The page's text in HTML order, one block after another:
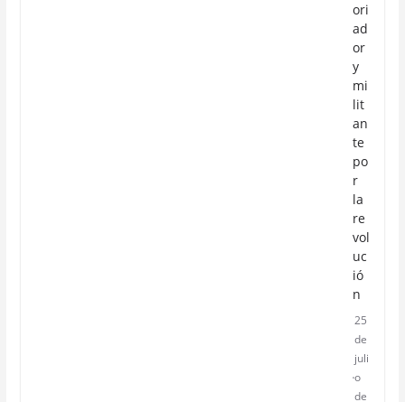
ori
ad
or
y
mi
lit
an
te
po
r
la
re
vol
uc
ió
n
25
de
juli
o
de